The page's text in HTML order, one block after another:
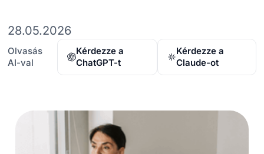
28.05.2026
Olvasás
AI-val
Kérdezze a
ChatGPT-t
Kérdezze a
Claude-ot